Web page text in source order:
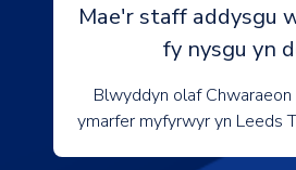
Mae'r staff addysgu
fy nysgu yn
Blwyddyn olaf
ymarfer myfyrwyr yn Leeds